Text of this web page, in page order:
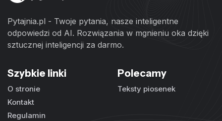
Pytajnia.pl - Twoje pytania, nasze inteligentne
odpowiedzi od AI. Rozwiązania w mgnieniu oka dzięki
sztucznej inteligencji za darmo.
Szybkie linki
O stronie
Kontakt
Regulamin
Polecamy
Teksty piosenek